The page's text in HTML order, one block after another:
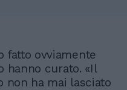
fatto ovviamente
curato. «Il
non ha mai lasciato